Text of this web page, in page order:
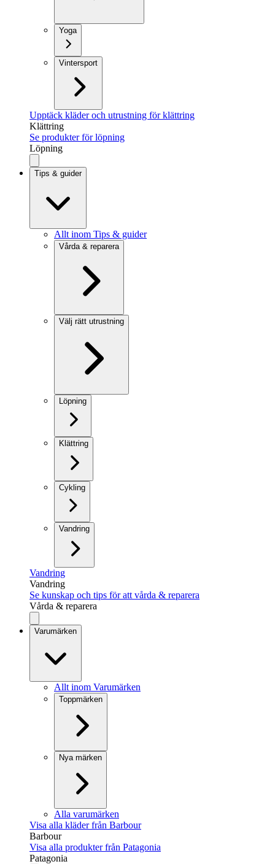
Yoga
Vintersport
Upptäck kläder och utrustning för klättring
Klättring
Se produkter för löpning
Löpning
Tips & guider
Allt inom Tips & guider
Vårda & reparera
Välj rätt utrustning
Löpning
Klättring
Cykling
Vandring
Vandring
Vandring
Se kunskap och tips för att vårda & reparera
Vårda & reparera
Varumärken
Allt inom Varumärken
Toppmärken
Nya märken
Alla varumärken
Visa alla kläder från Barbour
Barbour
Visa alla produkter från Patagonia
Patagonia